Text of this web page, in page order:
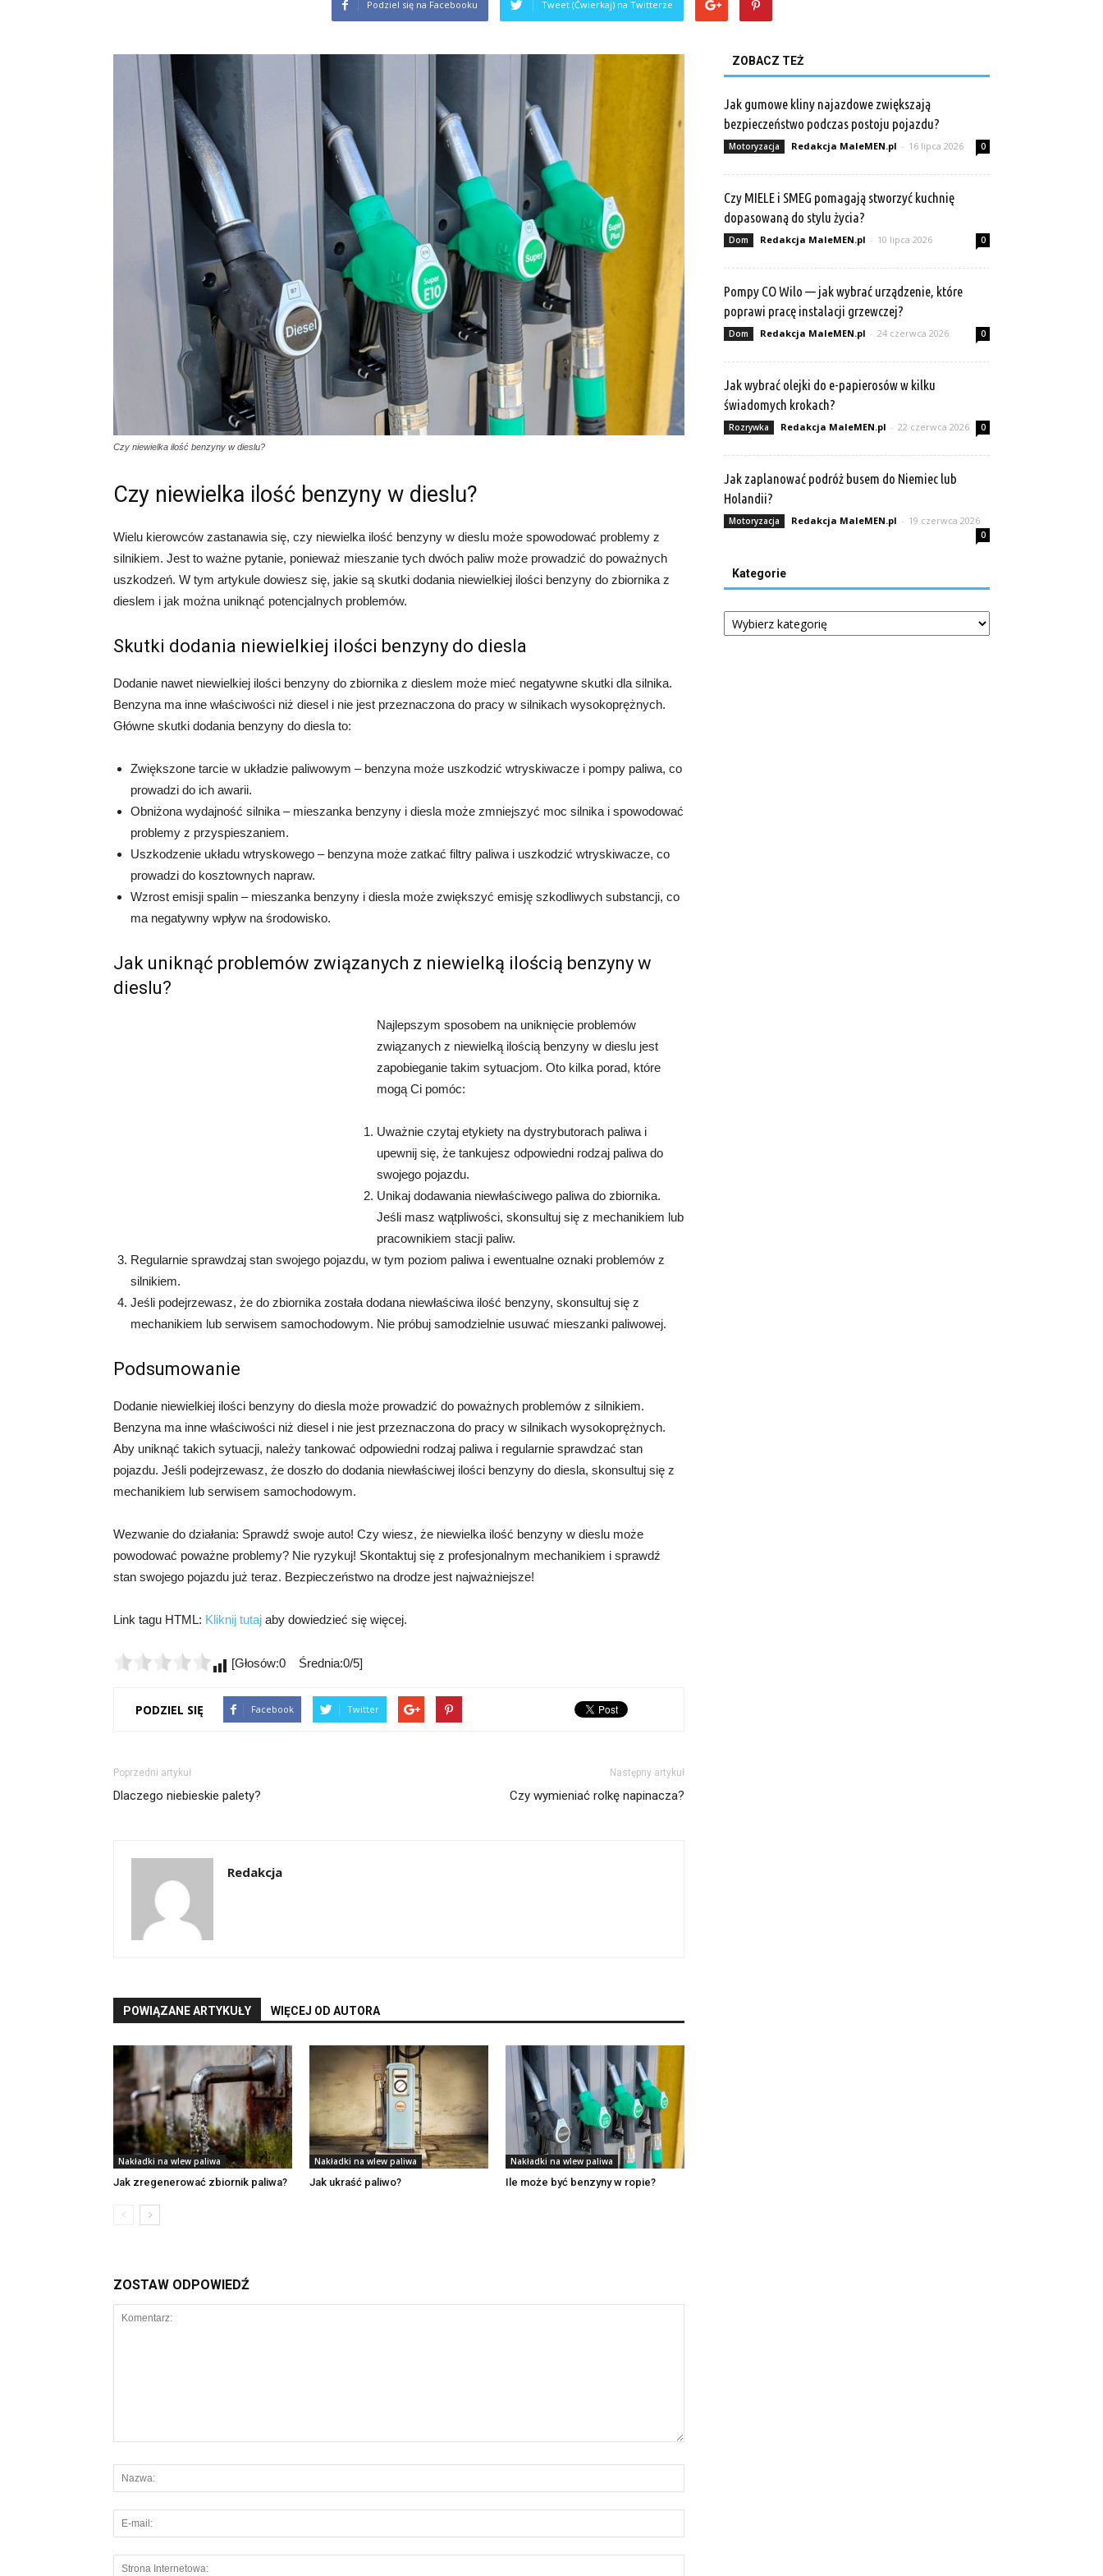
Podziel się na Facebooku Tweet (Ćwierkaj) na Twitterze
Czy niewielka ilość benzyny w dieslu?
Czy niewielka ilość benzyny w dieslu?
Wielu kierowców zastanawia się, czy niewielka ilość benzyny w dieslu może spowodować problemy z
silnikiem. Jest to ważne pytanie, ponieważ mieszanie tych dwóch paliw może prowadzić do poważnych
uszkodzeń. W tym artykule dowiesz się, jakie są skutki dodania niewielkiej ilości benzyny do zbiornika z
dieslem i jak można uniknąć potencjalnych problemów.
Skutki dodania niewielkiej ilości benzyny do diesla
Dodanie nawet niewielkiej ilości benzyny do zbiornika z dieslem może mieć negatywne skutki dla silnika.
Benzyna ma inne właściwości niż diesel i nie jest przeznaczona do pracy w silnikach wysokoprężnych.
Główne skutki dodania benzyny do diesla to:
Zwiększone tarcie w układzie paliwowym – benzyna może uszkodzić wtryskiwacze i pompy paliwa, co
prowadzi do ich awarii.
Obniżona wydajność silnika – mieszanka benzyny i diesla może zmniejszyć moc silnika i spowodować
problemy z przyspieszaniem.
Uszkodzenie układu wtryskowego – benzyna może zatkać filtry paliwa i uszkodzić wtryskiwacze, co
prowadzi do kosztownych napraw.
Wzrost emisji spalin – mieszanka benzyny i diesla może zwiększyć emisję szkodliwych substancji, co
ma negatywny wpływ na środowisko.
Jak uniknąć problemów związanych z niewielką ilością benzyny w
dieslu?
Najlepszym sposobem na uniknięcie problemów
związanych z niewielką ilością benzyny w dieslu jest
zapobieganie takim sytuacjom. Oto kilka porad, które
mogą Ci pomóc:
Uważnie czytaj etykiety na dystrybutorach paliwa i
upewnij się, że tankujesz odpowiedni rodzaj paliwa do
swojego pojazdu.
Unikaj dodawania niewłaściwego paliwa do zbiornika.
Jeśli masz wątpliwości, skonsultuj się z mechanikiem lub
pracownikiem stacji paliw.
Regularnie sprawdzaj stan swojego pojazdu, w tym poziom paliwa i ewentualne oznaki problemów z
silnikiem.
Jeśli podejrzewasz, że do zbiornika została dodana niewłaściwa ilość benzyny, skonsultuj się z
mechanikiem lub serwisem samochodowym. Nie próbuj samodzielnie usuwać mieszanki paliwowej.
Podsumowanie
Dodanie niewielkiej ilości benzyny do diesla może prowadzić do poważnych problemów z silnikiem.
Benzyna ma inne właściwości niż diesel i nie jest przeznaczona do pracy w silnikach wysokoprężnych.
Aby uniknąć takich sytuacji, należy tankować odpowiedni rodzaj paliwa i regularnie sprawdzać stan
pojazdu. Jeśli podejrzewasz, że doszło do dodania niewłaściwej ilości benzyny do diesla, skonsultuj się z
mechanikiem lub serwisem samochodowym.
Wezwanie do działania: Sprawdź swoje auto! Czy wiesz, że niewielka ilość benzyny w dieslu może
powodować poważne problemy? Nie ryzykuj! Skontaktuj się z profesjonalnym mechanikiem i sprawdź
stan swojego pojazdu już teraz. Bezpieczeństwo na drodze jest najważniejsze!
Link tagu HTML: Kliknij tutaj aby dowiedzieć się więcej.
[Głosów:0 Średnia:0/5]
PODZIEL SIĘ Facebook Twitter
Poprzedni artykuł
Dlaczego niebieskie palety?
Następny artykuł
Czy wymieniać rolkę napinacza?
Redakcja
POWIĄZANE ARTYKUŁY WIĘCEJ OD AUTORA
Nakładki na wlew paliwa
Jak zregenerować zbiornik paliwa?
Nakładki na wlew paliwa
Jak ukraść paliwo?
Nakładki na wlew paliwa
Ile może być benzyny w ropie?
ZOSTAW ODPOWIEDŹ
ZOBACZ TEŻ
Jak gumowe kliny najazdowe zwiększają
bezpieczeństwo podczas postoju pojazdu?
Motoryzacja Redakcja MaleMEN.pl - 16 lipca 2026 0
Czy MIELE i SMEG pomagają stworzyć kuchnię
dopasowaną do stylu życia?
Dom Redakcja MaleMEN.pl - 10 lipca 2026 0
Pompy CO Wilo — jak wybrać urządzenie, które
poprawi pracę instalacji grzewczej?
Dom Redakcja MaleMEN.pl - 24 czerwca 2026 0
Jak wybrać olejki do e-papierosów w kilku
świadomych krokach?
Rozrywka Redakcja MaleMEN.pl - 22 czerwca 2026 0
Jak zaplanować podróż busem do Niemiec lub
Holandii?
Motoryzacja Redakcja MaleMEN.pl - 19 czerwca 2026
0
Kategorie
Kategorie